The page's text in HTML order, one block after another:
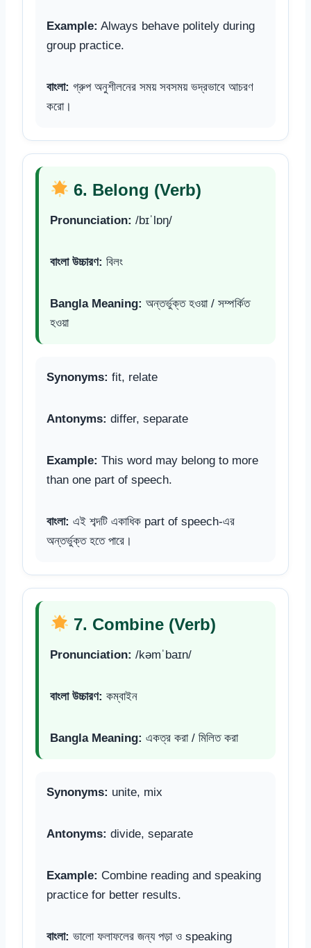
Example: Always behave politely during
group practice.
বাংলা: গ্রুপ অনুশীলনের সময় সবসময় ভদ্রভাবে আচরণ
করো।
6. Belong (Verb)
Pronunciation: /bɪˈlɒŋ/
বাংলা উচ্চারণ: বিলং
Bangla Meaning: অন্তর্ভুক্ত হওয়া / সম্পর্কিত
হওয়া
Synonyms: fit, relate
Antonyms: differ, separate
Example: This word may belong to more
than one part of speech.
বাংলা: এই শব্দটি একাধিক part of speech-এর
অন্তর্ভুক্ত হতে পারে।
7. Combine (Verb)
Pronunciation: /kəmˈbaɪn/
বাংলা উচ্চারণ: কম্বাইন
Bangla Meaning: একত্র করা / মিলিত করা
Synonyms: unite, mix
Antonyms: divide, separate
Example: Combine reading and speaking
practice for better results.
বাংলা: ভালো ফলাফলের জন্য পড়া ও speaking